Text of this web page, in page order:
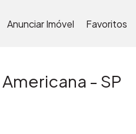
Favoritos
Anunciar Imóvel
- SP